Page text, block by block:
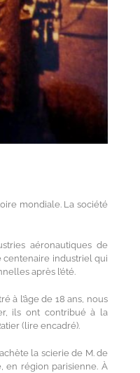
mondiale. La société
aéronautiques de
centenaire industriel qui
après l’été.
à l’âge de 18 ans, nous
ils ont contribué à la
(lire encadré).
la scierie de M. de
en région parisienne. À